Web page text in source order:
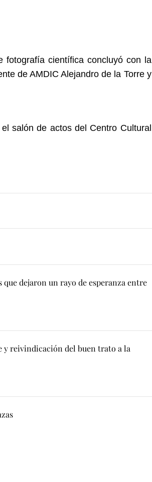
fotografía científica concluyó con la
de AMDIC Alejandro de la Torre y
salón de actos del Centro Cultural
dejaron un rayo de esperanza entre
y reivindicación del buen trato a la